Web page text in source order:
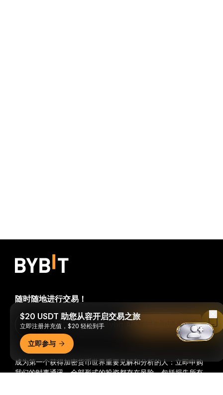
成为第一个获得加密货币世界重要见解和分析的人：立即申购
我们的时事通讯。全部形式的投资都存在风险，包括损失所有
随时随地进行交易！
Download Bybit App
$20 USDT 助您从容开启交易之旅
立即注册并充值，$20 轻松到手
立即参与
Read in Bybit App